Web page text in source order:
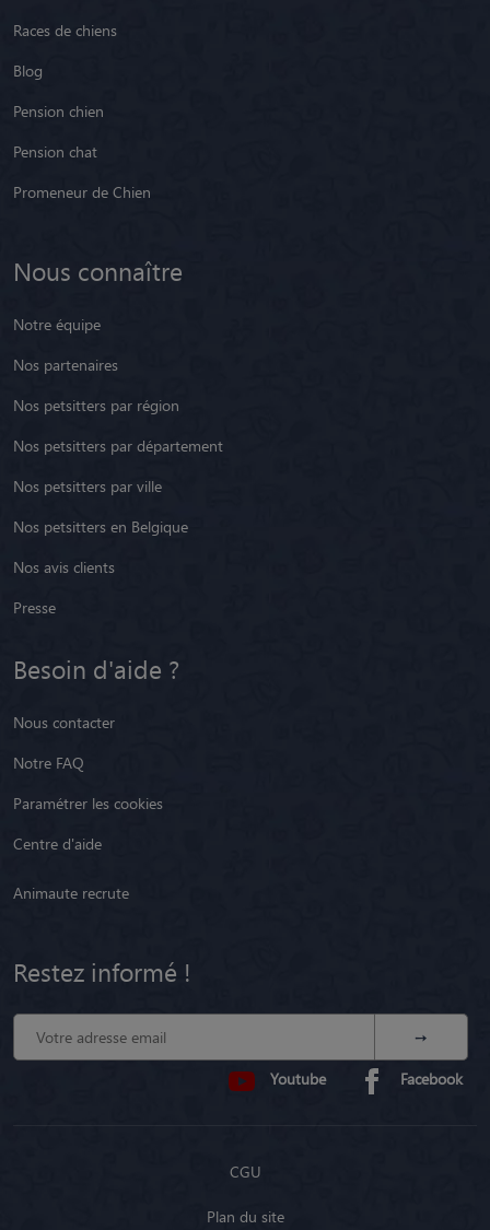
Races de chiens
Blog
Pension chien
Pension chat
Promeneur de Chien
Nous connaître
Notre équipe
Nos partenaires
Nos petsitters par région
Nos petsitters par département
Nos petsitters par ville
Nos petsitters en Belgique
Nos avis clients
Presse
Besoin d'aide ?
Nous contacter
Notre FAQ
Paramétrer les cookies
Centre d'aide
Animaute recrute
Restez informé !
Youtube Facebook
CGU
Plan du site